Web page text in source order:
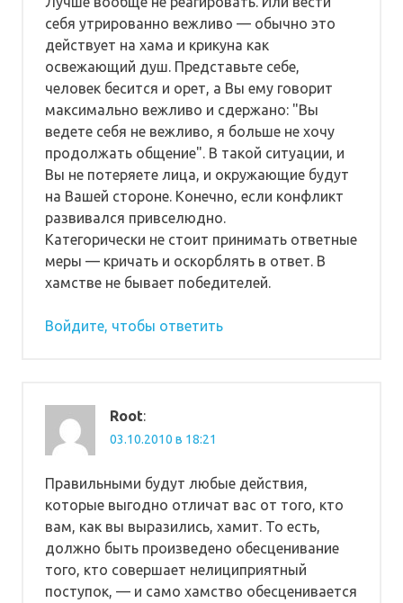
себя утрированно вежливо — обычно это
действует на хама и крикуна как
освежающий душ. Представьте себе,
человек бесится и орет, а Вы ему говорит
максимально вежливо и сдержано: "Вы
ведете себя не вежливо, я больше не хочу
продолжать общение". В такой ситуации, и
Вы не потеряете лица, и окружающие будут
на Вашей стороне. Конечно, если конфликт
развивался привселюдно.
Категорически не стоит принимать ответные
меры — кричать и оскорблять в ответ. В
хамстве не бывает победителей.
Войдите, чтобы ответить
Root:
03.10.2010 в 18:21
Правильными будут любые действия,
которые выгодно отличат вас от того, кто
вам, как вы выразились, хамит. То есть,
должно быть произведено обесценивание
того, кто совершает нелициприятный
поступок, — и само хамство обесценивается